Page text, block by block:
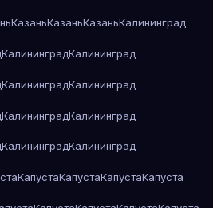
КазаньКазаньКазаньКалининград
КалининградКалининград
КалининградКалининград
КалининградКалининград
КалининградКалининград
КапустаКапустаКапустаКапуста